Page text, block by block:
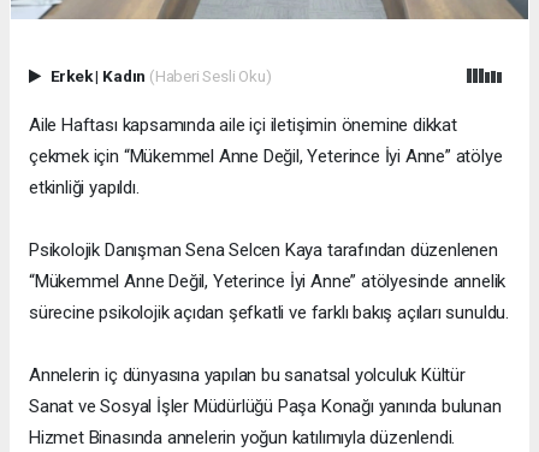
Erkek| Kadın (Haberi Sesli Oku)
Aile Haftası kapsamında aile içi iletişimin önemine dikkat
çekmek için “Mükemmel Anne Değil, Yeterince İyi Anne” atölye
etkinliği yapıldı.
Psikolojik Danışman Sena Selcen Kaya tarafından düzenlenen
“Mükemmel Anne Değil, Yeterince İyi Anne” atölyesinde annelik
sürecine psikolojik açıdan şefkatli ve farklı bakış açıları sunuldu.
Annelerin iç dünyasına yapılan bu sanatsal yolculuk Kültür
Sanat ve Sosyal İşler Müdürlüğü Paşa Konağı yanında bulunan
Hizmet Binasında annelerin yoğun katılımıyla düzenlendi.